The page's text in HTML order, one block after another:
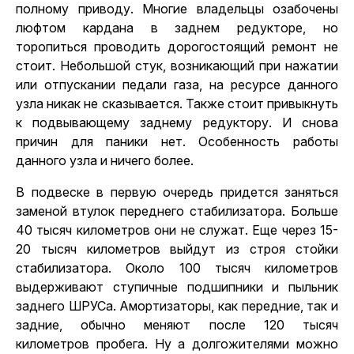
полному приводу. Многие владельцы озабочены
люфтом кардана в заднем редукторе, но
торопиться проводить дорогостоящий ремонт не
стоит. Небольшой стук, возникающий при нажатии
или отпускании педали газа, на ресурсе данного
узла никак не сказывается. Также стоит привыкнуть
к подвывающему заднему редуктору. И снова
причин для паники нет. Особенность работы
данного узла и ничего более.
В подвеске в первую очередь придется заняться
заменой втулок переднего стабилизатора. Больше
40 тысяч километров они не служат. Еще через 15-
20 тысяч километров выйдут из строя стойки
стабилизатора. Около 100 тысяч километров
выдерживают ступичные подшипники и пыльник
заднего ШРУСа. Амортизаторы, как передние, так и
задние, обычно меняют после 120 тысяч
километров пробега. Ну а долгожителями можно